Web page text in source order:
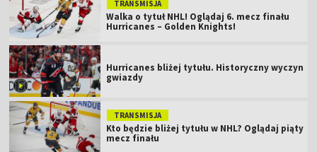
TRANSMISJA
Walka o tytuł NHL! Oglądaj 6. mecz finału
Hurricanes – Golden Knights!
Hurricanes bliżej tytułu. Historyczny wyczyn
gwiazdy
TRANSMISJA
Kto będzie bliżej tytułu w NHL? Oglądaj piąty
mecz finału